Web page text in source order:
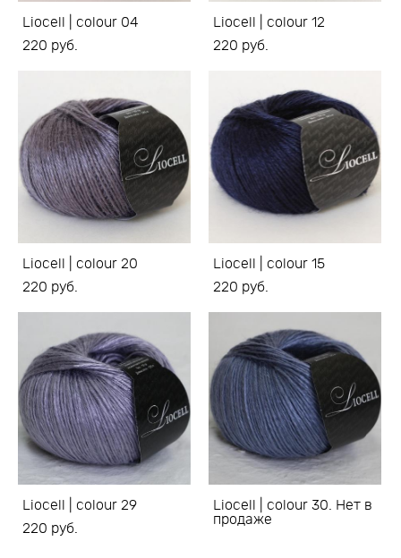
Liocell | colour 04
220 pуб.
Liocell | colour 12
220 pуб.
Liocell | colour 20
220 pуб.
Liocell | colour 15
220 pуб.
Liocell | colour 29
220 pуб.
Liocell | colour 30. Нет в
продаже